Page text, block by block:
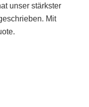
unser stärkster
Mit